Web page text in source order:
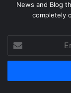
News and Blog
completely
your
Email